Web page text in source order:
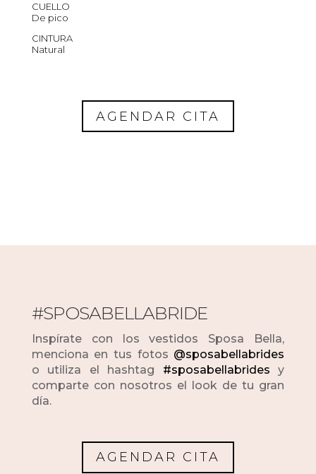
CUELLO
De pico
CINTURA
Natural
AGENDAR CITA
#SPOSABELLABRIDE
Inspírate con los vestidos Sposa Bella,
menciona en tus fotos @sposabellabrides
o utiliza el hashtag #sposabellabrides y
comparte con nosotros el look de tu gran
día.
AGENDAR CITA